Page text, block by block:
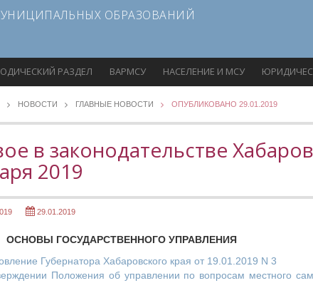
ОБРАЗОВАНИЙ
РАЗДЕЛ ВАРМСУ НАСЕЛЕНИЕ И МСУ
НОВОСТИ ГЛАВНЫЕ НОВОСТИ ОПУБЛИКОВАНО 29.01.2019
в законодательстве
2019
29.01.2019
ОСНОВЫ ГОСУДАРСТВЕННОГО УПРАВЛЕНИЯ
Губернатора Хабаровского края от 19.01.2019 N 3
Положения об управлении по вопросам местного